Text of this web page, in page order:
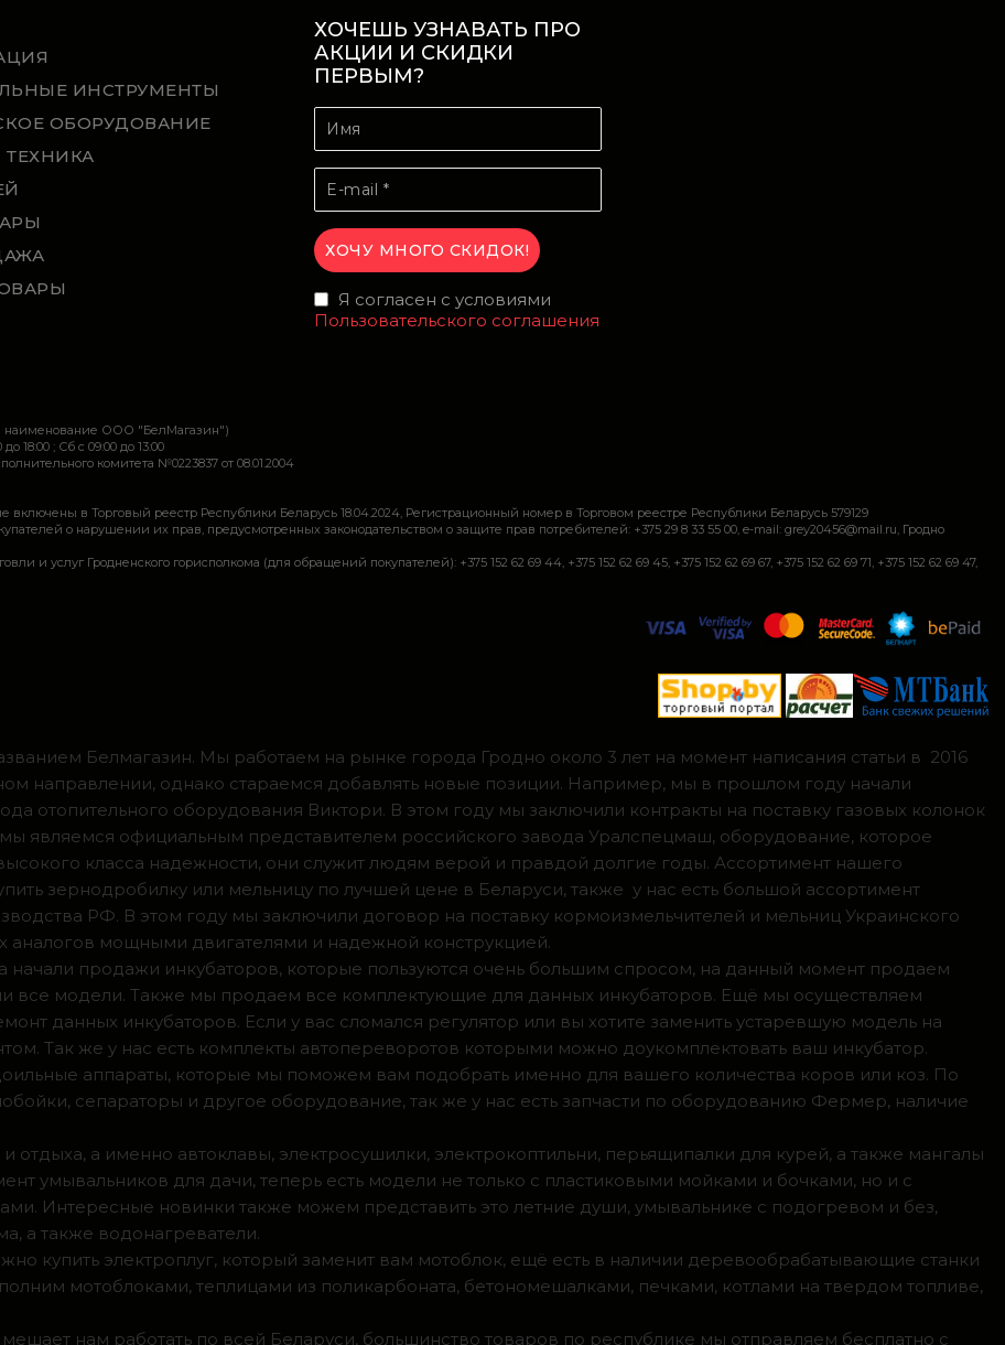
ИНСТРУМЕНТЫ
ОБОРУДОВАНИЕ
ТЕХНИКА
ХОЧЕШЬ УЗНАВАТЬ ПРО
АКЦИИ И СКИДКИ
ПЕРВЫМ?
Я согласен с условиями
Пользовательского соглашения
наименование ООО "БелМагазин")
18:00 ; Сб c 09:00 до 13:00
комитета №0223837 от 08.01.2004
в Торговый реестр Республики Беларусь 18.04.2024, Регистрационный номер в Торговом реестре Республики Беларусь 579129
о нарушении их прав, предусмотренных законодательством о защите прав потребителей: +375 29 8 33 55 00, e-mail: grey20456@mail.ru, Гродно
услуг Гродненского горисполкома (для обращений покупателей): +375 152 62 69 44, +375 152 62 69 45, +375 152 62 69 67, +375 152 62 69 71, +375 152 62 69 47,
Белмагазин. Мы работаем на рынке города Гродно около 3 лет на момент написания статьи в 2016
направлении, однако стараемся добавлять новые позиции. Например, мы в прошлом году начали
отопительного оборудования Виктори. В этом году мы заключили контракты на поставку газовых колонок
являемся официальным представителем российского завода Уралспецмаш, оборудование, которое
класса надежности, они служит людям верой и правдой долгие годы. Ассортимент нашего
зернодробилку или мельницу по лучшей цене в Беларуси, также у нас есть большой ассортимент
РФ. В этом году мы заключили договор на поставку кормоизмельчителей и мельниц Украинского
аналогов мощными двигателями и надежной конструкцией.
начали продажи инкубаторов, которые пользуются очень большим спросом, на данный момент продаем
все модели. Также мы продаем все комплектующие для данных инкубаторов. Ещё мы осуществляем
данных инкубаторов. Если у вас сломался регулятор или вы хотите заменить устаревшую модель на
Так же у нас есть комплекты автопереворотов которыми можно доукомплектовать ваш инкубатор.
аппараты, которые мы поможем вам подобрать именно для вашего количества коров или коз. По
сепараторы и другое оборудование, так же у нас есть запчасти по оборудованию Фермер, наличие
а именно автоклавы, электросушилки, электрокоптильни, перьящипалки для курей, а также мангалы
умывальников для дачи, теперь есть модели не только с пластиковыми мойками и бочками, но и с
Интересные новинки также можем представить это летние души, умывальнике с подогревом и без,
а также водонагреватели.
купить электроплуг, который заменит вам мотоблок, ещё есть в наличии деревообрабатывающие станки
мотоблоками, теплицами из поликарбоната, бетономешалками, печками, котлами на твердом топливе,
нам работать по всей Беларуси, большинство товаров по республике мы отправляем бесплатно с